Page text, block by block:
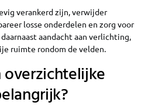
verankerd zijn, verwijder
losse onderdelen en zorg voor
aandacht aan verlichting,
ruimte rondom de velden.